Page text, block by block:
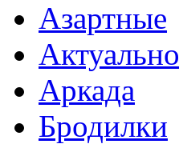
Азартные
Актуально
Аркада
Бродилки